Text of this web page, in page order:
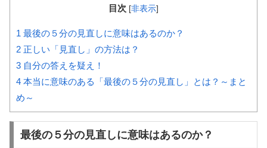
目次 [非表示]
1 最後の５分の見直しに意味はあるのか？
2 正しい「見直し」の方法は？
3 自分の答えを疑え！
4 本当に意味のある「最後の５分の見直し」とは？～まと
め～
最後の５分の見直しに意味はあるのか？